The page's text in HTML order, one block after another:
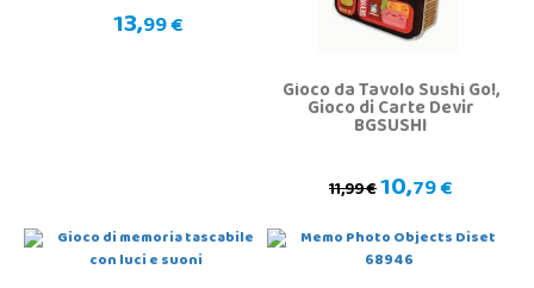
13,99 €
Gioco da Tavolo Sushi Go!,
Gioco di Carte Devir
BGSUSHI
11,99 €10,79 €